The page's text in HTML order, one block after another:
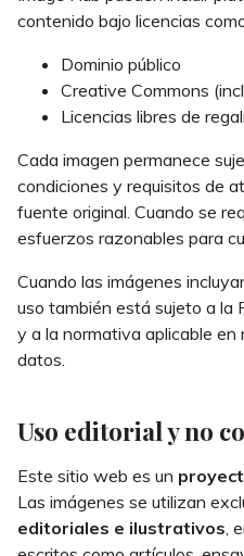
contenido bajo licencias
Dominio público
Creative Commons
Licencias libres de
Cada imagen permanece
condiciones y requisitos de
fuente original. Cuando se
esfuerzos razonables para
Cuando las imágenes
uso también está sujeto a la
y a la normativa aplicable
datos.
Uso editorial y no
Este sitio web es un
Las imágenes se utilizan
editoriales e ilustrativos,